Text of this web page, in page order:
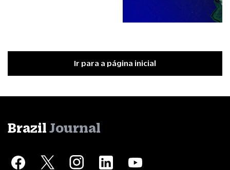
Ir para a página inicial
Brazil Journal